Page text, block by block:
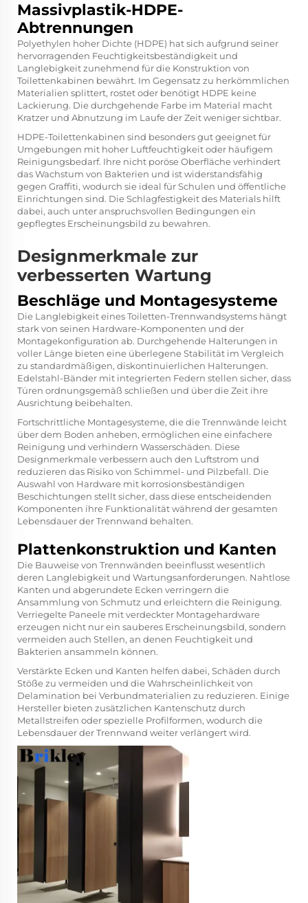
Massivplastik-HDPE-
Abtrennungen
Polyethylen hoher Dichte (HDPE) hat sich aufgrund seiner
hervorragenden Feuchtigkeitsbeständigkeit und
Langlebigkeit zunehmend für die Konstruktion von
Toilettenkabinen bewährt. Im Gegensatz zu herkömmlichen
Materialien splittert, rostet oder benötigt HDPE keine
Lackierung. Die durchgehende Farbe im Material macht
Kratzer und Abnutzung im Laufe der Zeit weniger sichtbar.
HDPE-Toilettenkabinen sind besonders gut geeignet für
Umgebungen mit hoher Luftfeuchtigkeit oder häufigem
Reinigungsbedarf. Ihre nicht poröse Oberfläche verhindert
das Wachstum von Bakterien und ist widerstandsfähig
gegen Graffiti, wodurch sie ideal für Schulen und öffentliche
Einrichtungen sind. Die Schlagfestigkeit des Materials hilft
dabei, auch unter anspruchsvollen Bedingungen ein
gepflegtes Erscheinungsbild zu bewahren.
Designmerkmale zur
verbesserten Wartung
Beschläge und Montagesysteme
Die Langlebigkeit eines Toiletten-Trennwandsystems hängt
stark von seinen Hardware-Komponenten und der
Montagekonfiguration ab. Durchgehende Halterungen in
voller Länge bieten eine überlegene Stabilität im Vergleich
zu standardmäßigen, diskontinuierlichen Halterungen.
Edelstahl-Bänder mit integrierten Federn stellen sicher, dass
Türen ordnungsgemäß schließen und über die Zeit ihre
Ausrichtung beibehalten.
Fortschrittliche Montagesysteme, die die Trennwände leicht
über dem Boden anheben, ermöglichen eine einfachere
Reinigung und verhindern Wasserschäden. Diese
Designmerkmale verbessern auch den Luftstrom und
reduzieren das Risiko von Schimmel- und Pilzbefall. Die
Auswahl von Hardware mit korrosionsbeständigen
Beschichtungen stellt sicher, dass diese entscheidenden
Komponenten ihre Funktionalität während der gesamten
Lebensdauer der Trennwand behalten.
Plattenkonstruktion und Kanten
Die Bauweise von Trennwänden beeinflusst wesentlich
deren Langlebigkeit und Wartungsanforderungen. Nahtlose
Kanten und abgerundete Ecken verringern die
Ansammlung von Schmutz und erleichtern die Reinigung.
Verriegelte Paneele mit verdeckter Montagehardware
erzeugen nicht nur ein sauberes Erscheinungsbild, sondern
vermeiden auch Stellen, an denen Feuchtigkeit und
Bakterien ansammeln können.
Verstärkte Ecken und Kanten helfen dabei, Schäden durch
Stöße zu vermeiden und die Wahrscheinlichkeit von
Delamination bei Verbundmaterialien zu reduzieren. Einige
Hersteller bieten zusätzlichen Kantenschutz durch
Metallstreifen oder spezielle Profilformen, wodurch die
Lebensdauer der Trennwand weiter verlängert wird.